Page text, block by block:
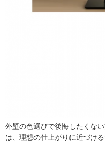
外壁の色選びで後悔したくな
は、理想の仕上がりに近づけ